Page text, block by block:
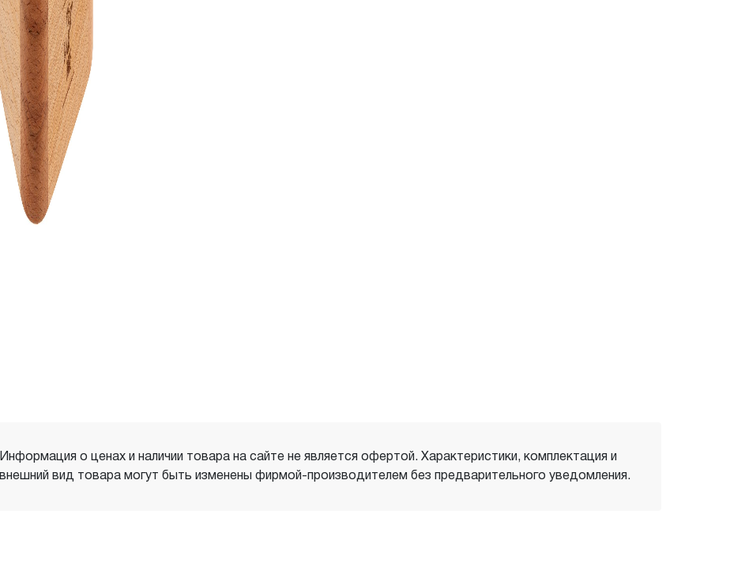
Информация о ценах и наличии товара на сайте не является офертой. Характеристики, комплектация и
внешний вид товара могут быть изменены фирмой-производителем без предварительного уведомления.